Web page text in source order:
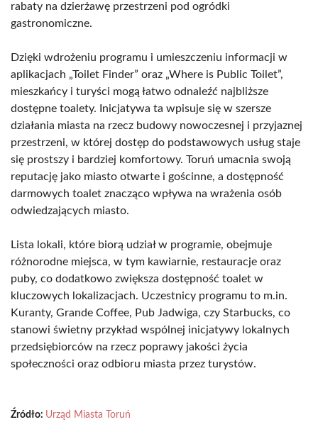
rabaty na dzierżawę przestrzeni pod ogródki
gastronomiczne.
Dzięki wdrożeniu programu i umieszczeniu informacji w
aplikacjach „Toilet Finder” oraz „Where is Public Toilet”,
mieszkańcy i turyści mogą łatwo odnaleźć najbliższe
dostępne toalety. Inicjatywa ta wpisuje się w szersze
działania miasta na rzecz budowy nowoczesnej i przyjaznej
przestrzeni, w której dostęp do podstawowych usług staje
się prostszy i bardziej komfortowy. Toruń umacnia swoją
reputację jako miasto otwarte i gościnne, a dostępność
darmowych toalet znacząco wpływa na wrażenia osób
odwiedzających miasto.
Lista lokali, które biorą udział w programie, obejmuje
różnorodne miejsca, w tym kawiarnie, restauracje oraz
puby, co dodatkowo zwiększa dostępność toalet w
kluczowych lokalizacjach. Uczestnicy programu to m.in.
Kuranty, Grande Coffee, Pub Jadwiga, czy Starbucks, co
stanowi świetny przykład wspólnej inicjatywy lokalnych
przedsiębiorców na rzecz poprawy jakości życia
społeczności oraz odbioru miasta przez turystów.
Źródło: Urząd Miasta Toruń